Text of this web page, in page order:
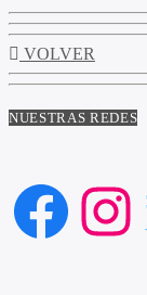
VOLVER
NUESTRAS REDES